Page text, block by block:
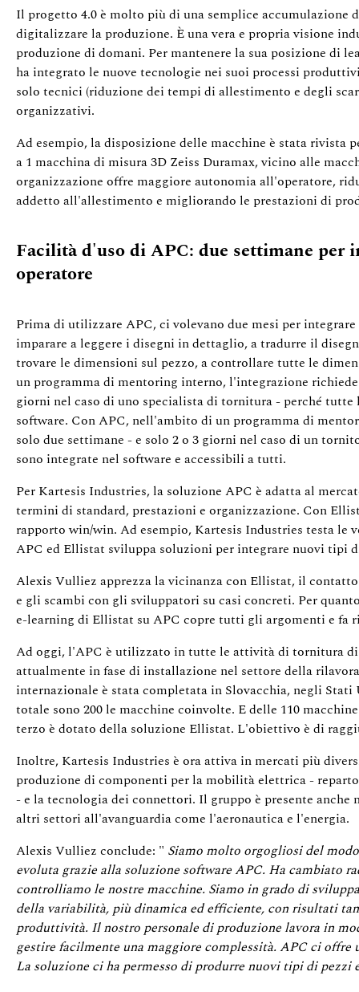
Il progetto 4.0 è molto più di una semplice accumulazione
digitalizzare la produzione. È una vera e propria visione
produzione di domani. Per mantenere la sua posizione di
ha integrato le nuove tecnologie nei suoi processi
solo tecnici (riduzione dei tempi di allestimento e degli
organizzativi.
Ad esempio, la disposizione delle macchine è stata rivista
a 1 macchina di misura 3D Zeiss Duramax, vicino alle
organizzazione offre maggiore autonomia all'operatore,
addetto all'allestimento e migliorando le prestazioni di
Facilità d'uso di APC: due settimane per
operatore
Prima di utilizzare APC, ci volevano due mesi per
imparare a leggere i disegni in dettaglio, a tradurre il
trovare le dimensioni sul pezzo, a controllare tutte le
un programma di mentoring interno, l'integrazione
giorni nel caso di uno specialista di tornitura - perché
software. Con APC, nell'ambito di un programma di
solo due settimane - e solo 2 o 3 giorni nel caso di un
sono integrate nel software e accessibili a tutti.
Per Kartesis Industries, la soluzione APC è adatta al
termini di standard, prestazioni e organizzazione. Con
rapporto win/win. Ad esempio, Kartesis Industries testa le
APC ed Ellistat sviluppa soluzioni per integrare nuovi tipi
Alexis Vulliez apprezza la vicinanza con Ellistat, il
e gli scambi con gli sviluppatori su casi concreti. Per
e-learning di Ellistat su APC copre tutti gli argomenti e fa
Ad oggi, l'APC è utilizzato in tutte le attività di tornitura di
attualmente in fase di installazione nel settore della
internazionale è stata completata in Slovacchia, negli
totale sono 200 le macchine coinvolte. E delle 110
terzo è dotato della soluzione Ellistat. L'obiettivo è di
Inoltre, Kartesis Industries è ora attiva in mercati più
produzione di componenti per la mobilità elettrica -
- e la tecnologia dei connettori. Il gruppo è presente anche
altri settori all'avanguardia come l'aeronautica e l'energia.
Alexis Vulliez conclude: " Siamo molto orgogliosi del
evoluta grazie alla soluzione software APC. Ha cambiato
controlliamo le nostre macchine. Siamo in grado di
della variabilità, più dinamica ed efficiente, con risultati
produttività. Il nostro personale di produzione lavora in
gestire facilmente una maggiore complessità. APC ci
La soluzione ci ha permesso di produrre nuovi tipi di pezzi